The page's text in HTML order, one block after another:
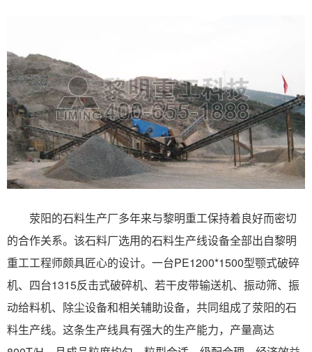
荥阳的石料生产厂多年来与黎明重工保持着良好而密切
的合作关系。该石料厂选用的石料生产线设备全部出自黎明
重工工程师颇具匠心的设计。一台PE1200*1500型颚式破碎
机、四台1315反击式破碎机、若干皮带输送机、振动筛、振
动给料机、除尘设备和相关辅助设备，共同组成了荥阳的石
料生产线。这条生产线具有强大的生产能力，产量高达